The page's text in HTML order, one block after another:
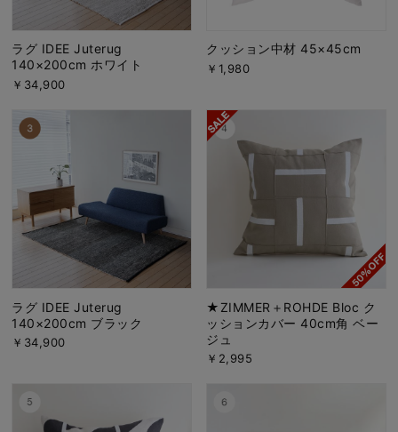
ラグ IDEE Juterug
140×200cm ホワイト
￥34,900
クッション中材 45×45cm
￥1,980
ラグ IDEE Juterug
140×200cm ブラック
￥34,900
★ZIMMER＋ROHDE Bloc ク
ッションカバー 40cm角 ベー
ジュ
￥2,995